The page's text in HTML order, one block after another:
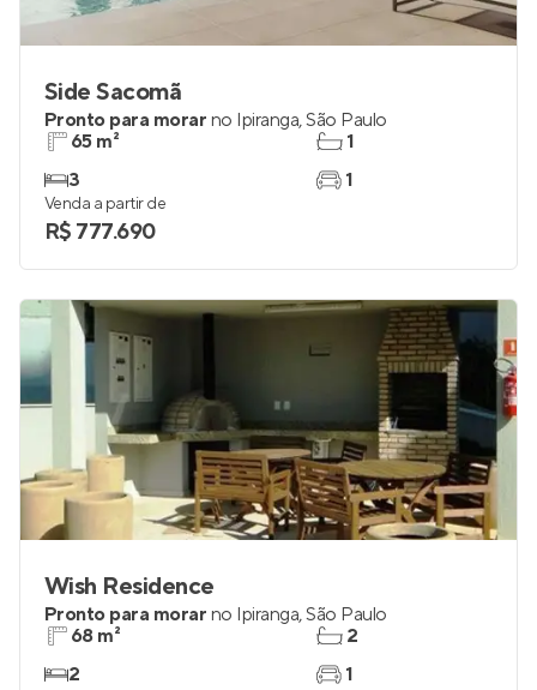
Side Sacomã
Pronto para morar no Ipiranga,São Paulo
65 m²
3
1
1
Venda a partir de
R$ 777.690
Wish Residence
Pronto para morar no Ipiranga,São Paulo
68 m²
2
2
1